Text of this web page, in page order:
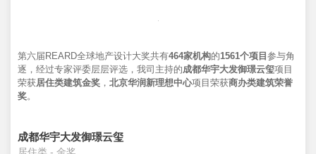
第六届REARD全球地产设计大奖共有464家机构的1561个项目参与角
逐，经过专家评委层层评选，我司主持的成都华宇大发御璟云玺项目
荣获居住类建筑金奖 ， 北京华润新理想中心项目荣获商办类建筑荣誉
奖。
成都华宇大发御璟云玺
居住类 - 金奖